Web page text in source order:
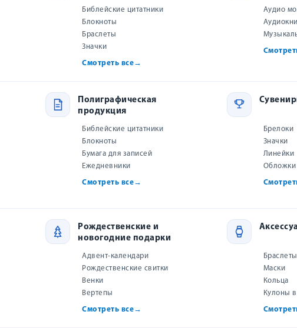
Библейские цитатники
Блокноты
Браслеты
Значки
Смотреть все→
Аудио
Полиграфическая
продукция
Библейские цитатники
Блокноты
Бумага для записей
Ежедневники
Смотреть все→
Брелоки
Значки
Линейки
Обложки
Рождественские и
новогодние подарки
Адвент-календари
Рождественские свитки
Венки
Вертепы
Смотреть все→
Браслеты
Маски
Кольца
Кулоны